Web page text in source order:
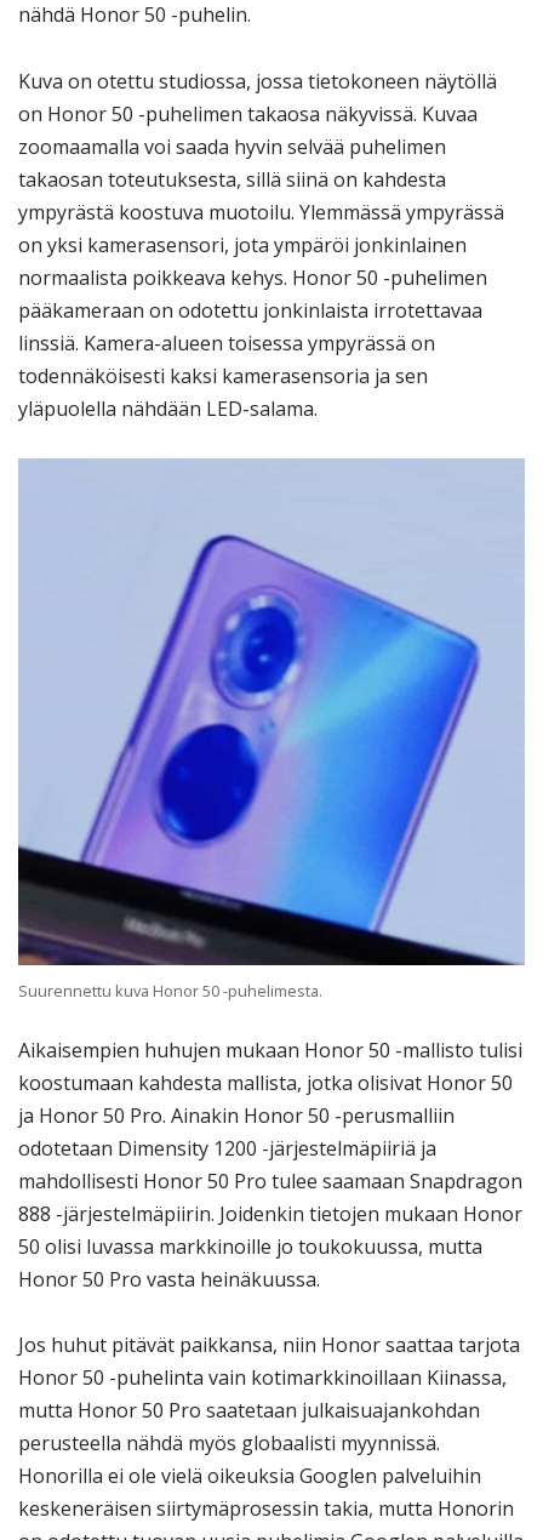
nähdä Honor 50 -puhelin.
Kuva on otettu studiossa, jossa tietokoneen näytöllä
on Honor 50 -puhelimen takaosa näkyvissä. Kuvaa
zoomaamalla voi saada hyvin selvää puhelimen
takaosan toteutuksesta, sillä siinä on kahdesta
ympyrästä koostuva muotoilu. Ylemmässä ympyrässä
on yksi kamerasensori, jota ympäröi jonkinlainen
normaalista poikkeava kehys. Honor 50 -puhelimen
pääkameraan on odotettu jonkinlaista irrotettavaa
linssiä. Kamera-alueen toisessa ympyrässä on
todennäköisesti kaksi kamerasensoria ja sen
yläpuolella nähdään LED-salama.
Suurennettu kuva Honor 50 -puhelimesta.
Aikaisempien huhujen mukaan Honor 50 -mallisto tulisi
koostumaan kahdesta mallista, jotka olisivat Honor 50
ja Honor 50 Pro. Ainakin Honor 50 -perusmalliin
odotetaan Dimensity 1200 -järjestelmäpiiriä ja
mahdollisesti Honor 50 Pro tulee saamaan Snapdragon
888 -järjestelmäpiirin. Joidenkin tietojen mukaan Honor
50 olisi luvassa markkinoille jo toukokuussa, mutta
Honor 50 Pro vasta heinäkuussa.
Jos huhut pitävät paikkansa, niin Honor saattaa tarjota
Honor 50 -puhelinta vain kotimarkkinoillaan Kiinassa,
mutta Honor 50 Pro saatetaan julkaisuajankohdan
perusteella nähdä myös globaalisti myynnissä.
Honorilla ei ole vielä oikeuksia Googlen palveluihin
keskeneräisen siirtymäprosessin takia, mutta Honorin